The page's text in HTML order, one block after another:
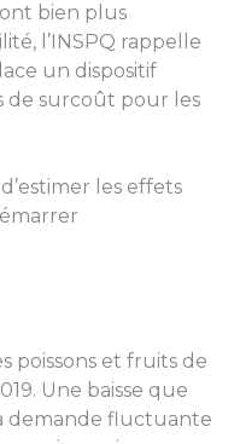
bien plus
l’INSPQ rappelle
un dispositif
de surcoût pour les
les effets
poissons et fruits de
Une baisse que
demande fluctuante